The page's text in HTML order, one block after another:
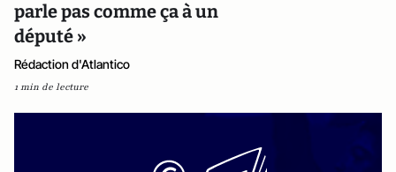
parle pas comme ça à un
député »
Rédaction d'Atlantico
1 min de lecture